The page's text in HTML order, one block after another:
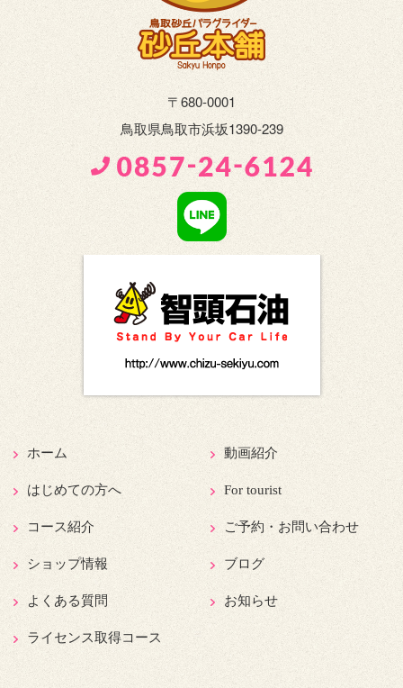
〒680-0001
鳥取県鳥取市浜坂1390-239
ホーム
はじめての方へ
コース紹介
ショップ情報
よくある質問
ライセンス取得コース
動画紹介
For tourist
ご予約・お問い合わせ
ブログ
お知らせ